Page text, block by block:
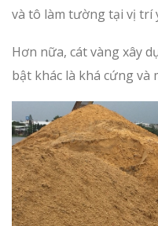
và tô làm tường tại vị trí
Hơn nữa, cát vàng xây
bật khác là khá cứng và